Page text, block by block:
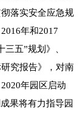
落实安全应急规
年和2017
五”规划》、
究报告》，对南
年园区启动
果将有力指导园